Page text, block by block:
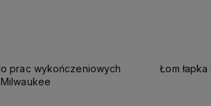
prac wykończeniowych
Łom